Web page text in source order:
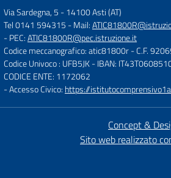
Via Sardegna, 5 -14100 Asti (AT)
Tel 0141 594315 - Mail:
- PEC:ATIC81800R@pec.istruzione.it
Codice meccanografico: atic81800r- C.F.
Codice Univoco : UFB5JK- IBAN:
CODICE ENTE: 1172062
- Accesso Civico: https://
Concept &
Sito web realizzato